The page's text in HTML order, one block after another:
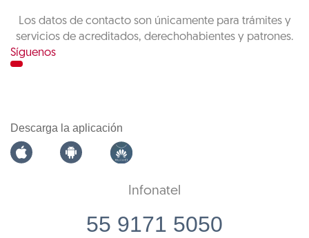
Los datos de contacto son únicamente para trámites y
servicios de acreditados, derechohabientes y patrones.
Síguenos
Descarga la aplicación
Infonatel
55 9171 5050